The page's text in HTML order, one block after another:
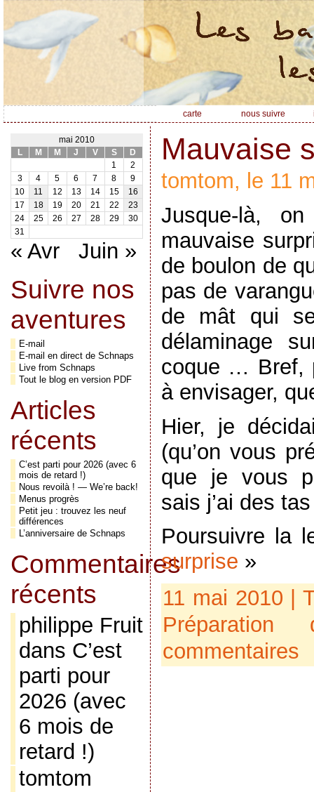
carte nous suivre
mai 2010
L
M M J V S
D
1
2
3
4 5 6 7 8
9
10
11 12 13 14 15
16
17
18 19 20 21 22
23
24
25 26 27 28 29
30
31
« Avr Juin »
Suivre nos
aventures
E-mail
E-mail en direct de Schnaps
Live from Schnaps
Tout le blog en version PDF
Articles
récents
C’est parti pour 2026 (avec 6
mois de retard !)
Nous revoilà ! — We’re back!
Menus progrès
Petit jeu : trouvez les neuf
différences
L’anniversaire de Schnaps
Commentaires
récents
philippe Fruit
dans C’est
parti pour
2026 (avec
6 mois de
retard !)
tomtom
Mauvaise
tomtom, le 11
Jusque-là,
mauvaise
de boulon de
pas de
de mât qui
délaminage
coque … Bref,
à envisager,
Hier, je
(qu’on vous
que je vous
sais j’ai des
Poursuivre la
surprise »
11 mai 2010 |
Préparation
commentaires